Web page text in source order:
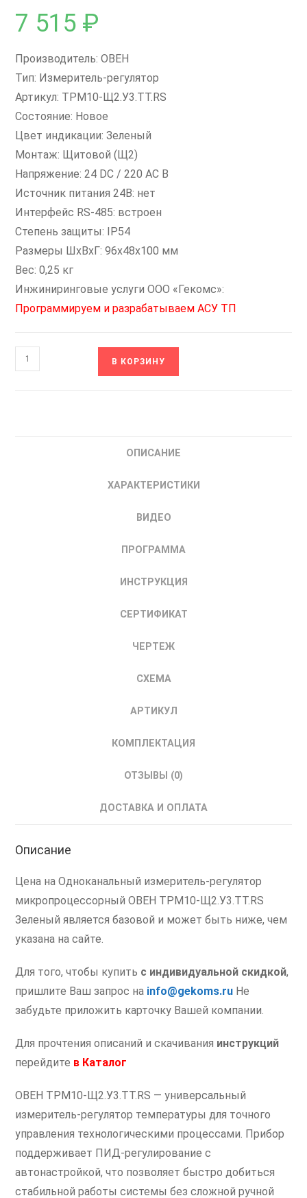
7 515 ₽
Производитель: ОВЕН
Тип: Измеритель-регулятор
Артикул: ТРМ10-Щ2.У3.ТТ.RS
Состояние: Новое
Цвет индикации: Зеленый
Монтаж: Щитовой (Щ2)
Напряжение: 24 DC / 220 AC В
Источник питания 24В: нет
Интерфейс RS-485: встроен
Степень защиты: IP54
Размеры ШxВxГ: 96х48х100 мм
Вес: 0,25 кг
Инжиниринговые услуги ООО «Гекомс»:
Программируем и разрабатываем АСУ ТП
Количество
товара
В КОРЗИНУ
ОПИСАНИЕ
ХАРАКТЕРИСТИКИ
ВИДЕО
ПРОГРАММА
ИНСТРУКЦИЯ
СЕРТИФИКАТ
ЧЕРТЕЖ
СХЕМА
АРТИКУЛ
КОМПЛЕКТАЦИЯ
ОТЗЫВЫ (0)
ДОСТАВКА И ОПЛАТА
Описание
Цена на Одноканальный измеритель-регулятор
микропроцессорный ОВЕН ТРМ10-Щ2.У3.ТТ.RS
Зеленый является базовой и может быть ниже, чем
указана на сайте.
Для того, чтобы купить с индивидуальной скидкой,
пришлите Ваш запрос на info@gekoms.ru Не
забудьте приложить карточку Вашей компании.
Для прочтения описаний и скачивания инструкций
перейдите в Каталог
ОВЕН ТРМ10-Щ2.У3.ТТ.RS — универсальный
измеритель-регулятор температуры для точного
управления технологическими процессами. Прибор
поддерживает ПИД-регулирование с
автонастройкой, что позволяет быстро добиться
стабильной работы системы без сложной ручной